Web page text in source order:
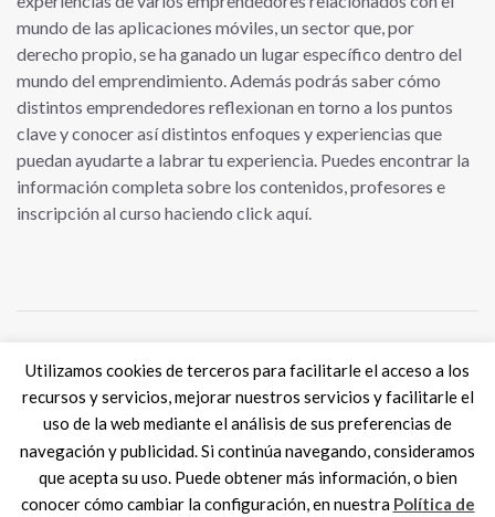
mundo de las aplicaciones móviles, un sector que, por
derecho propio, se ha ganado un lugar específico dentro del
mundo del emprendimiento. Además podrás saber cómo
distintos emprendedores reflexionan en torno a los puntos
clave y conocer así distintos enfoques y experiencias que
puedan ayudarte a labrar tu experiencia. Puedes encontrar la
información completa sobre los contenidos, profesores e
inscripción al curso haciendo click aquí.
Tweets por @eSkills4Jobs
Digital Skills ES 2017 SPAIN |Aviso legal| Política de Cookies
Utilizamos cookies de terceros para facilitarle el acceso a los
recursos y servicios, mejorar nuestros servicios y facilitarle el
uso de la web mediante el análisis de sus preferencias de
navegación y publicidad. Si continúa navegando, consideramos
que acepta su uso. Puede obtener más información, o bien
conocer cómo cambiar la configuración, en nuestra Política de